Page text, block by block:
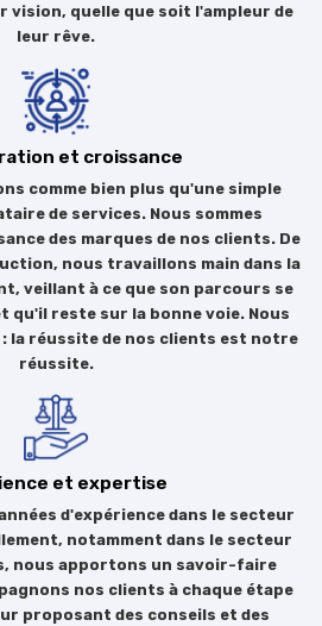
vision, quelle que soit l'ampleur de
leur rêve.
et croissance
comme bien plus qu'une simple
de services. Nous sommes
des marques de nos clients. De
nous travaillons main dans la
veillant à ce que son parcours se
qu'il reste sur la bonne voie. Nous
la réussite de nos clients est notre
réussite.
et expertise
d'expérience dans le secteur
notamment dans le secteur
nous apportons un savoir-faire
nos clients à chaque étape
proposant des conseils et des